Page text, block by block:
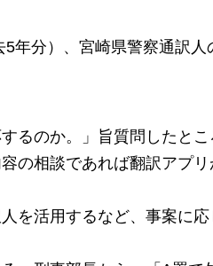
年分）、宮崎県警察通訳人
るのか。」旨質問したとこ
の相談であれば翻訳アプリ
を活用するなど、事案に応